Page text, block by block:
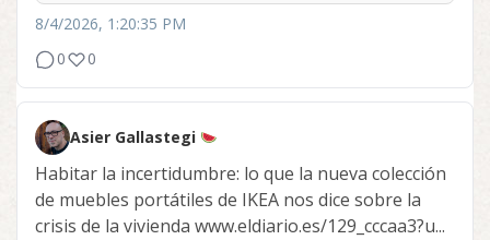
8/4/2026, 1:20:35 PM
0
0
Asier Gallastegi
Habitar la incertidumbre: lo que la nueva colección
de muebles portátiles de IKEA nos dice sobre la
crisis de la vivienda www.eldiario.es/129_cccaa3?u...